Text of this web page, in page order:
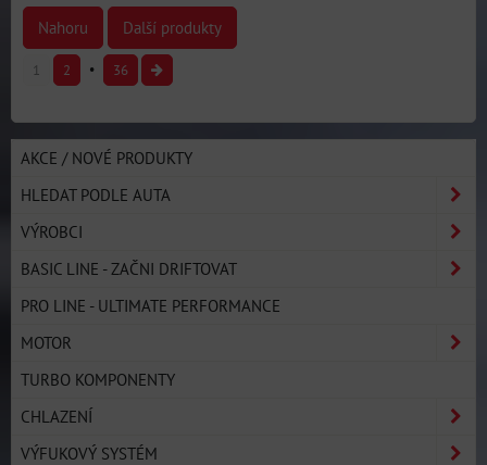
Nahoru Další produkty
1 2 36
AKCE / NOVÉ PRODUKTY
HLEDAT PODLE AUTA
VÝROBCI
BASIC LINE - ZAČNI DRIFTOVAT
PRO LINE - ULTIMATE PERFORMANCE
MOTOR
TURBO KOMPONENTY
CHLAZENÍ
VÝFUKOVÝ SYSTÉM